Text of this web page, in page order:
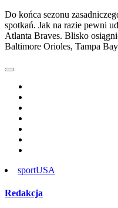
Do końca sezonu
spotkań. Jak na razie pewni
Atlanta Braves. Blisko
Baltimore Orioles, Tampa
sportUSA
Redakcja